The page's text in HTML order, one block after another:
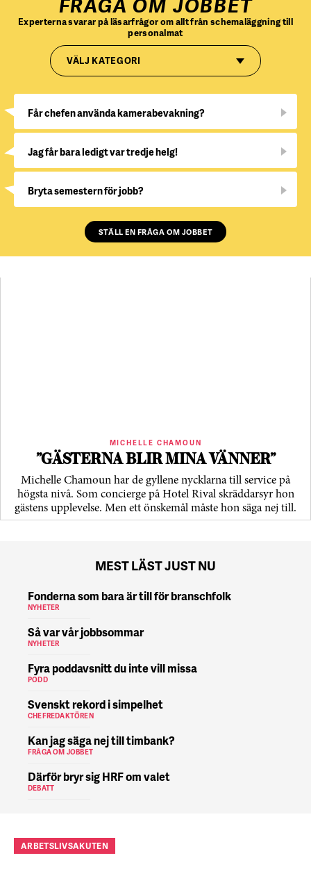
FRÅGA OM JOBBET
Experterna svarar på läsarfrågor om allt från schemaläggning till
personalmat
VÄLJ KATEGORI
Får chefen använda kamerabevakning?
Jag får bara ledigt var tredje helg!
Bryta semestern för jobb?
STÄLL EN FRÅGA OM JOBBET
MICHELLE CHAMOUN
”GÄSTERNA BLIR MINA VÄNNER”
Michelle Chamoun har de gyllene nycklarna till service på
högsta nivå. Som concierge på Hotel Rival skräddarsyr hon
gästens upp­levelse. Men ett önskemål måste hon säga nej till.
MEST LÄST JUST NU
Fonderna som bara är till för branschfolk
NYHETER
Så var vår jobbsommar
NYHETER
Fyra poddavsnitt du inte vill missa
PODD
Svenskt rekord i simpelhet
CHEFREDAKTÖREN
Kan jag säga nej till timbank?
FRÅGA OM JOBBET
Därför bryr sig HRF om valet
DEBATT
ARBETSLIVSAKUTEN